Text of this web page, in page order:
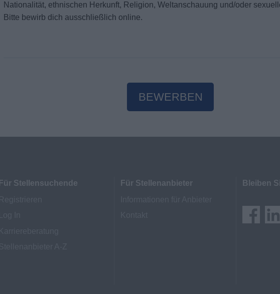
Nationalität, ethnischen Herkunft, Religion, Weltanschauung und/oder
Bitte bewirb dich ausschließlich online.
BEWERBEN
Für Stellensuchende
Für Stellenanbieter
Bleiben